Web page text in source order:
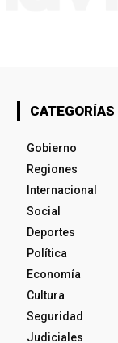
CATEGORÍAS
Gobierno
Regiones
Internacional
Social
Deportes
Política
Economía
Cultura
Seguridad
Judiciales